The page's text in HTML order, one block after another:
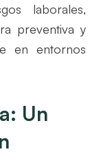
laborales,
preventiva y
en entornos
Un